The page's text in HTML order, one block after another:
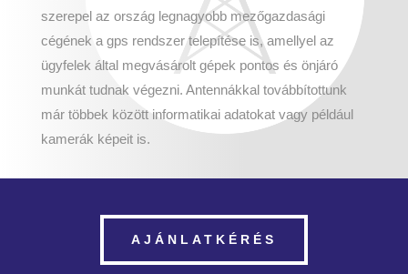
szerepel az ország legnagyobb mezőgazdasági
cégének a gps rendszer telepítése is, amellyel az
ügyfelek által megvásárolt gépek pontos és önjáró
munkát tudnak végezni. Antennákkal továbbítottunk
már többek között informatikai adatokat vagy például
kamerák képeit is.
AJÁNLATKÉRÉS